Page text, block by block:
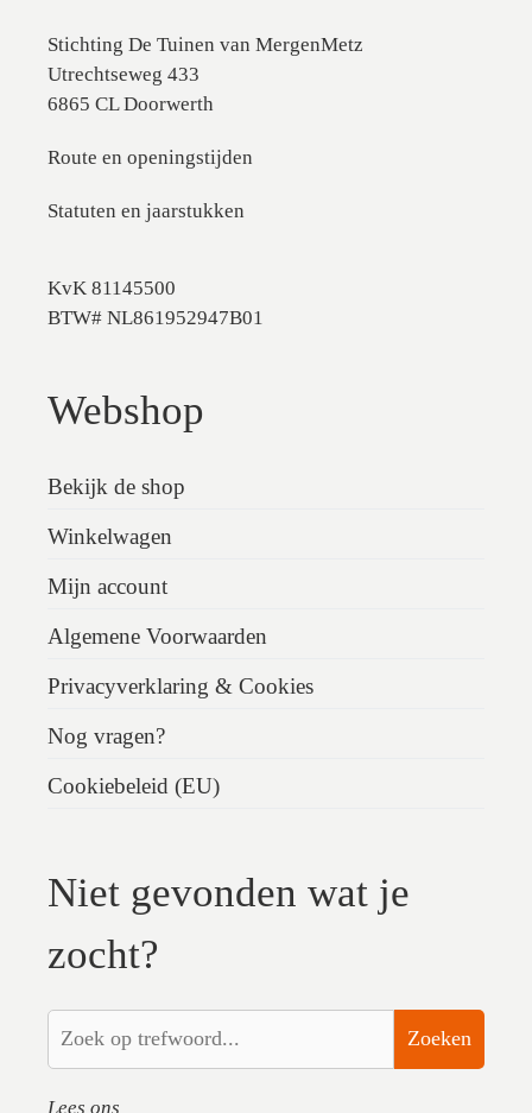
Stichting De Tuinen van MergenMetz
Utrechtseweg 433
6865 CL Doorwerth
Route en openingstijden
Statuten en jaarstukken
KvK 81145500
BTW# NL861952947B01
Webshop
Bekijk de shop
Winkelwagen
Mijn account
Algemene Voorwaarden
Privacyverklaring & Cookies
Nog vragen?
Cookiebeleid (EU)
Niet gevonden wat je
zocht?
Zoeken
Lees ons